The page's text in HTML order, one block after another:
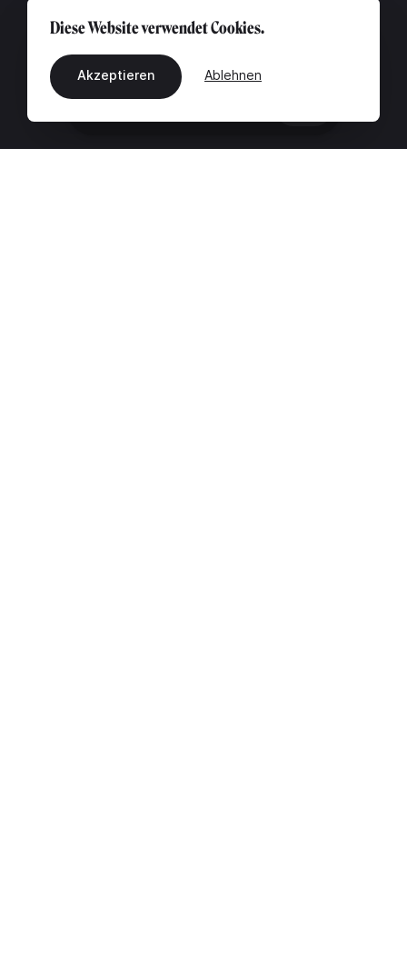
Diese Website verwendet Cookies.
Akzeptieren Ablehnen